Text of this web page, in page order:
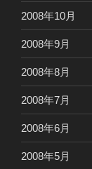
2008年10月
2008年9月
2008年8月
2008年7月
2008年6月
2008年5月